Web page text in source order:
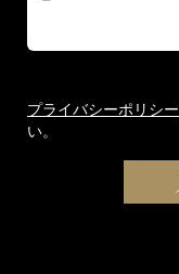
プライバシーポリシー
い。